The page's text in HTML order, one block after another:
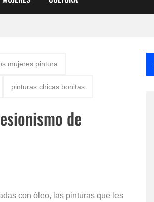
mujeres pintura
pinturas chicas bonitas
de
con óleo, las pinturas que les